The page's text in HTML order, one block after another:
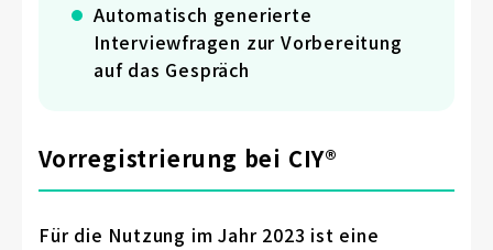
Automatisch generierte
Interviewfragen zur Vorbereitung
auf das Gespräch
Vorregistrierung bei CIY®
Für die Nutzung im Jahr 2023 ist eine